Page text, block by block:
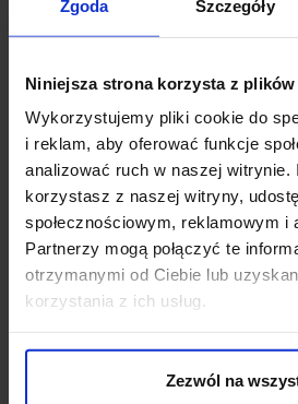
Zgoda Szczegóły
Niniejsza strona korzysta z
Wykorzystujemy pliki cookie do
i reklam, aby oferować funkcje
analizować ruch w naszej witrynie.
korzystasz z naszej witryny,
społecznościowym, reklamowym i
Partnerzy mogą połączyć te
otrzymanymi od Ciebie lub
korzystania z ich usług.
Zezwól na
KOSZULKA POLO MATTEO 01
SZARY
promocją: 199,00 zł